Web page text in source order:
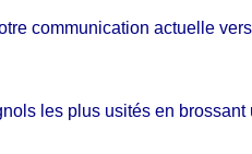
communication actuelle
les plus usités en brossant